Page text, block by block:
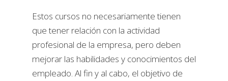
Estos cursos no necesariamente tienen
que tener relación con la actividad
profesional de la empresa, pero deben
mejorar las habilidades y conocimientos del
empleado. Al fin y al cabo, el objetivo de